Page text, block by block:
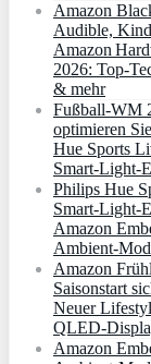
Amazon
Audible,
Amazon
2026: Top-
& mehr
Fußball-WM
optimieren
Hue Sports
Philips Hue
Amazon
Amazon
Saisonstart
Neuer
Amazon